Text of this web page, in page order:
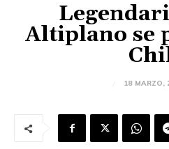
Altiplano se
18 MARZO,